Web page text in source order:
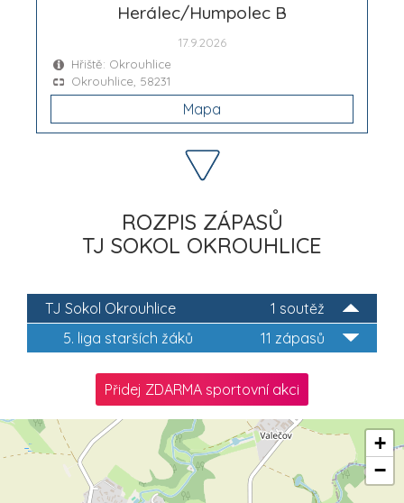
Herálec/Humpolec B
17.9.2026
Hřiště: Okrouhlice
Okrouhlice, 58231
Mapa
ROZPIS ZÁPASŮ
TJ SOKOL OKROUHLICE
1 soutěž
TJ Sokol Okrouhlice
11 zápasů
5. liga starších žáků
Přidej ZDARMA sportovní akci
+
−